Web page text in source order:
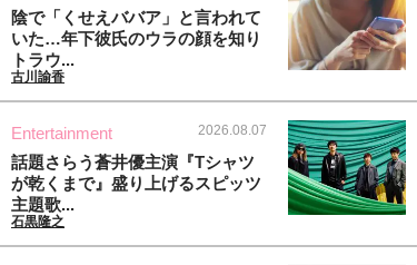
陰で「くせえババア」と言われて
いた…年下彼氏のウラの顔を知り
トラウ...
古川諭香
Entertainment 2026.08.07
話題さらう蒼井優主演『Tシャツ
が乾くまで』盛り上げるスピッツ
主題歌...
石黒隆之